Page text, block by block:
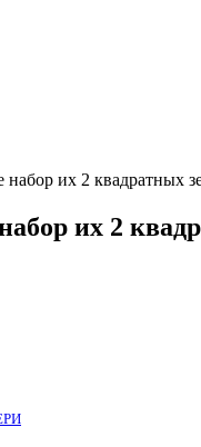
набор их 2
их 2